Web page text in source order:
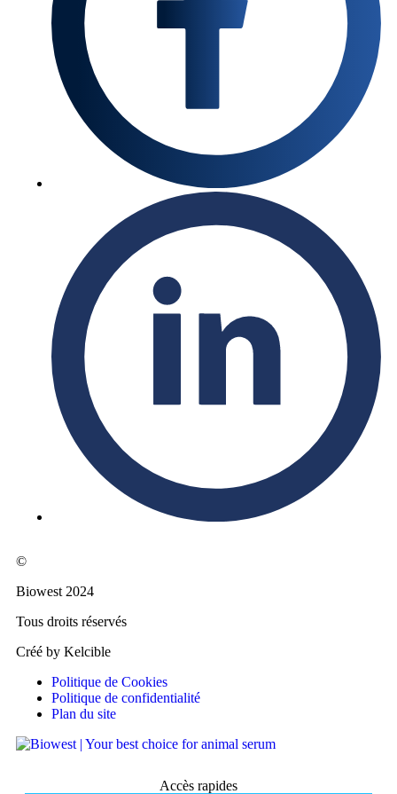
©
Biowest 2024
Tous droits réservés
Créé by Kelcible
Politique de Cookies
Politique de confidentialité
Plan du site
Accès rapides